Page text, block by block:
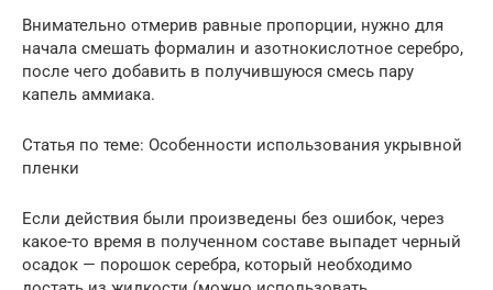
Внимательно отмерив равные пропорции, нужно для
начала смешать формалин и азотнокислотное серебро,
после чего добавить в получившуюся смесь пару
капель аммиака.
Статья по теме: Особенности использования укрывной
пленки
Если действия были произведены без ошибок, через
какое-то время в полученном составе выпадет черный
осадок — порошок серебра, который необходимо